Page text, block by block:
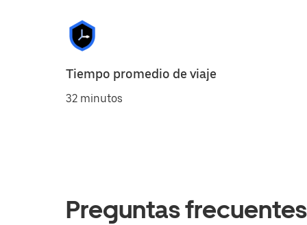
Tiempo promedio de viaje
32 minutos
Preguntas frecuentes